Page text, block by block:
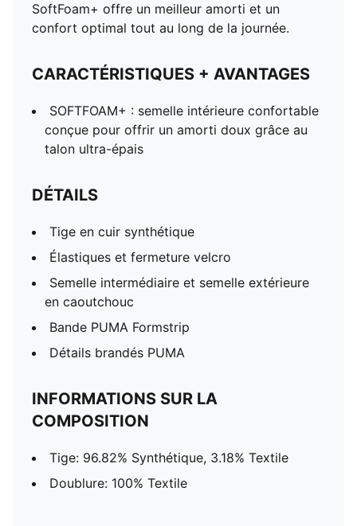
SoftFoam+ offre un meilleur amorti et un
confort optimal tout au long de la journée.
CARACTÉRISTIQUES + AVANTAGES
SOFTFOAM+ : semelle intérieure confortable
conçue pour offrir un amorti doux grâce au
talon ultra-épais
DÉTAILS
Tige en cuir synthétique
Élastiques et fermeture velcro
Semelle intermédiaire et semelle extérieure
en caoutchouc
Bande PUMA Formstrip
Détails brandés PUMA
INFORMATIONS SUR LA
COMPOSITION
Tige: 96.82% Synthétique, 3.18% Textile
Doublure: 100% Textile